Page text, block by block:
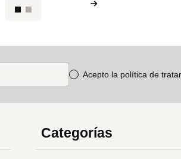
Acepto la política de
Categorías